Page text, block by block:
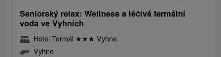
Seniorský relax: Wellness a léčivá termální
voda ve Vyhních
Hotel Termál ★★★ Vyhne
Vyhne